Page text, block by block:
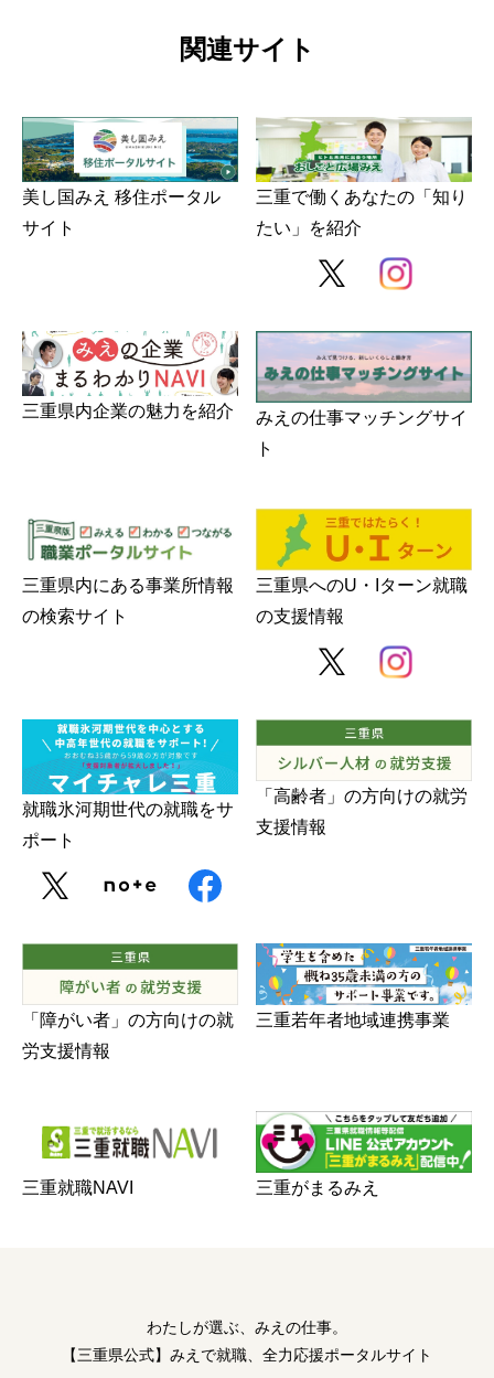
関連サイト
美し国みえ 移住ポータル
サイト
三重で働くあなたの「知り
たい」を紹介
三重県内企業の魅力を紹介
みえの仕事マッチングサイ
ト
三重県内にある事業所情報
の検索サイト
三重県へのU・Iターン就職
の支援情報
就職氷河期世代の就職をサ
ポート
「高齢者」の方向けの就労
支援情報
「障がい者」の方向けの就
労支援情報
三重若年者地域連携事業
三重就職NAVI 三重がまるみえ
わたしが選ぶ、みえの仕事。
【三重県公式】みえで就職、全力応援ポータルサイト